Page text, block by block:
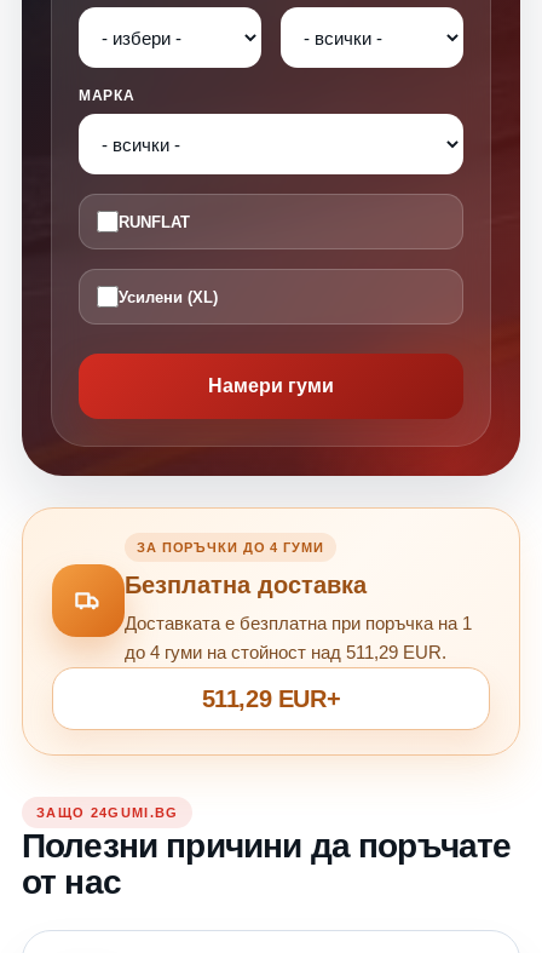
МАРКА
RUNFLAT
Усилени (XL)
Намери гуми
ЗА ПОРЪЧКИ ДО 4 ГУМИ
Безплатна доставка
Доставката е безплатна при поръчка на 1
до 4 гуми на стойност над 511,29 EUR.
511,29 EUR+
ЗАЩО 24GUMI.BG
Полезни причини да поръчате
от нас